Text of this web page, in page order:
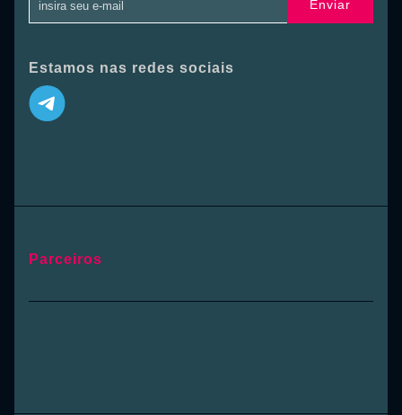
Enviar
Estamos nas redes sociais
Parceiros